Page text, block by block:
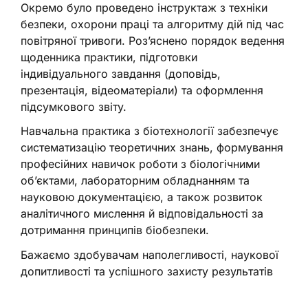
Окремо було проведено інструктаж з техніки
безпеки, охорони праці та алгоритму дій під час
повітряної тривоги. Роз’яснено порядок ведення
щоденника практики, підготовки
індивідуального завдання (доповідь,
презентація, відеоматеріали) та оформлення
підсумкового звіту.
Навчальна практика з біотехнології забезпечує
систематизацію теоретичних знань, формування
професійних навичок роботи з біологічними
об’єктами, лабораторним обладнанням та
науковою документацією, а також розвиток
аналітичного мислення й відповідальності за
дотримання принципів біобезпеки.
Бажаємо здобувачам наполегливості, наукової
допитливості та успішного захисту результатів